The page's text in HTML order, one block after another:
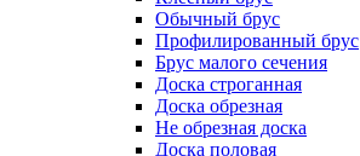
Обычный брус
Профилированный брус
Брус малого сечения
Доска строганная
Доска обрезная
Не обрезная доска
Доска половая